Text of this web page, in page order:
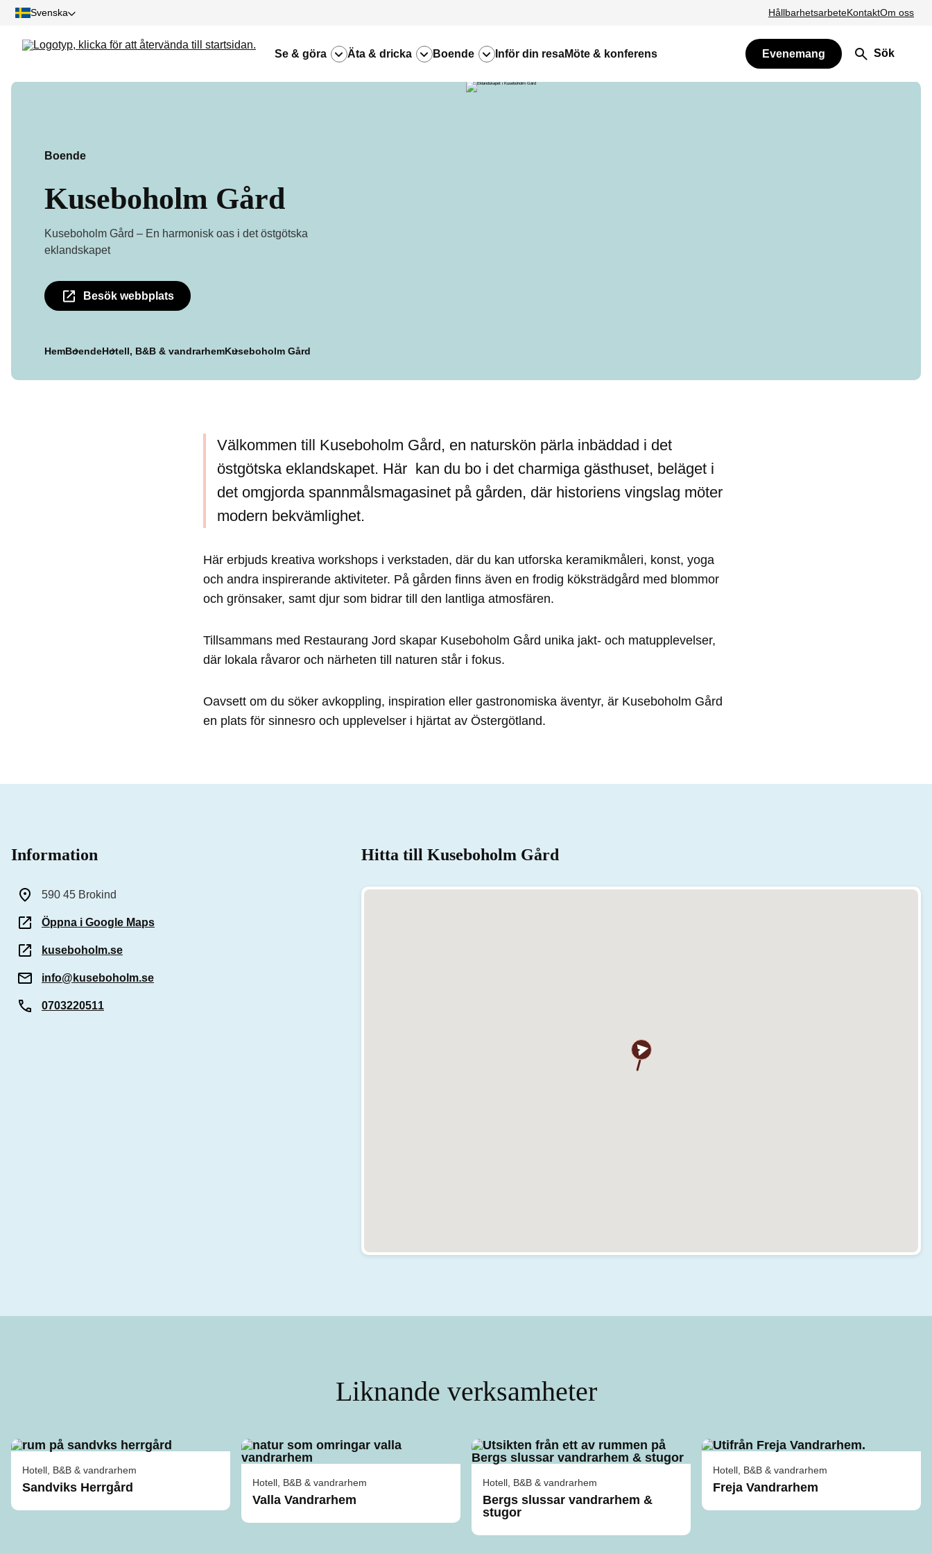
Svenska HållbarhetsarbeteKontaktOm oss
Se & göra Äta & dricka Boende Inför din resaMöte & konferens Evenemang Sök
Boende
Kuseboholm Gård
Kuseboholm Gård – En harmonisk oas i det östgötska
eklandskapet
Besök webbplats
HemBoendeHotell, B&B & vandrarhemKuseboholm Gård
Välkommen till Kuseboholm Gård, en naturskön pärla inbäddad i det
östgötska eklandskapet. Här kan du bo i det charmiga gästhuset, beläget i
det omgjorda spannmålsmagasinet på gården, där historiens vingslag möter
modern bekvämlighet.
Här erbjuds kreativa workshops i verkstaden, där du kan utforska keramikmåleri, konst, yoga
och andra inspirerande aktiviteter. På gården finns även en frodig köksträdgård med blommor
och grönsaker, samt djur som bidrar till den lantliga atmosfären.
Tillsammans med Restaurang Jord skapar Kuseboholm Gård unika jakt- och matupplevelser,
där lokala råvaror och närheten till naturen står i fokus.
Oavsett om du söker avkoppling, inspiration eller gastronomiska äventyr, är Kuseboholm Gård
en plats för sinnesro och upplevelser i hjärtat av Östergötland.
Information
590 45 Brokind
Öppna i Google Maps
kuseboholm.se
info@kuseboholm.se
0703220511
Hitta till Kuseboholm Gård
Liknande verksamheter
Hotell, B&B & vandrarhem
Sandviks Herrgård Hotell, B&B & vandrarhem
Valla Vandrarhem
Hotell, B&B & vandrarhem
Bergs slussar vandrarhem &
stugor
Hotell, B&B & vandrarhem
Freja Vandrarhem